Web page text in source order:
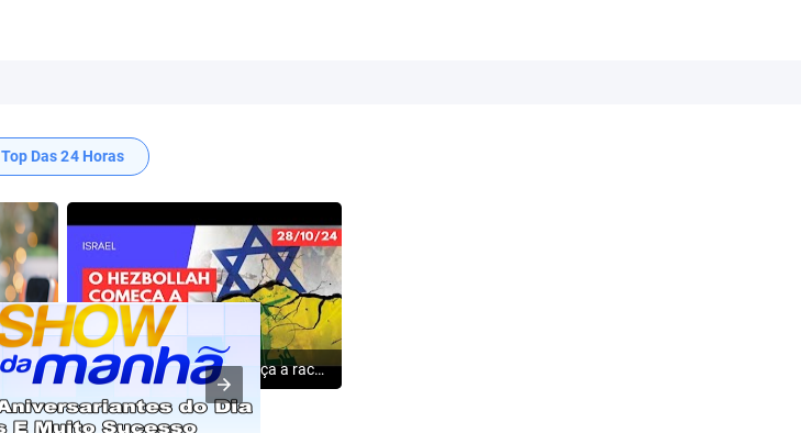
Top Das 24 Horas
Rádio Varjota: ((( Escute AQUI ))) | Conheça a Nossa Programação ISRAEL: O Hezbollah começa a rachar - Terroristas fogem para a Síria